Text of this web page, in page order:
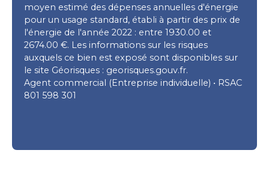
moyen estimé des dépenses annuelles d'énergie
pour un usage standard, établi à partir des prix de
l'énergie de l'année 2022 : entre 1930.00 et
2674.00 €. Les informations sur les risques
auxquels ce bien est exposé sont disponibles sur
le site Géorisques : georisques.gouv.fr.
Agent commercial (Entreprise individuelle) • RSAC
801 598 301